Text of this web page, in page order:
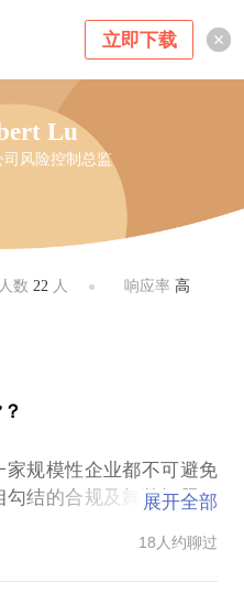
立即下载
Lu
风险控制总监
数 22 人 响应率 高
规模性企业都不可避免
结的合规及舞弊问题。
企业的重大风险源头。
展开全部
18人约聊过